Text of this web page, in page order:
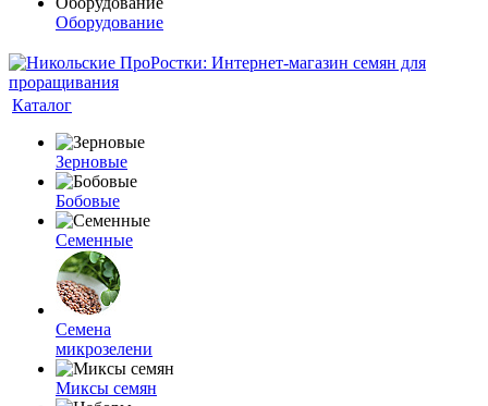
Оборудование
Каталог
Зерновые
Бобовые
Семенные
Семена
микрозелени
Миксы семян